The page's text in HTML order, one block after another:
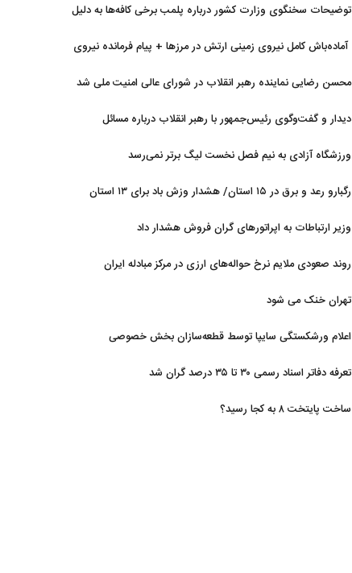
توضیحات سخنگوی وزارت کشور درباره پلمب برخی کافه‌ها به دلیل
آماده‌باش کامل نیروی زمینی ارتش در مرزها + پیام فرمانده نیروی
محسن رضایی نماینده رهبر انقلاب در شورای عالی امنیت ملی شد
دیدار و گفت‌وگوی رئیس‌جمهور با رهبر انقلاب درباره مسائل
ورزشگاه آزادی به نیم فصل نخست لیگ برتر نمی‌رسد
رگبارو رعد و برق در ۱۵ استان/ هشدار وزش باد برای ۱۳ استان‌
وزیر ارتباطات به اپراتورهای گران فروش هشدار داد
روند صعودی ملایم نرخ حواله‌های ارزی در مرکز مبادله ایران
تهران خنک می شود
اعلام ورشکستگی سایپا توسط قطعه‌سازان بخش خصوصی
تعرفه دفاتر اسناد رسمی ۳۰ تا ۳۵ درصد گران شد
ساخت پایتخت ۸ به کجا رسید؟